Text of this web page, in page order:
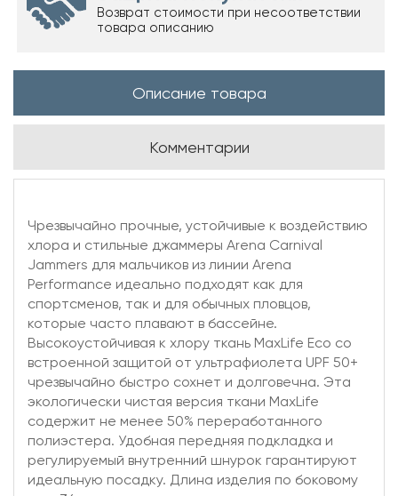
Возврат стоимости при несоответствии
товара описанию
Описание товара
Комментарии
Чрезвычайно прочные, устойчивые к воздействию
хлора и стильные джаммеры Arena Carnival
Jammers для мальчиков из линии Arena
Performance идеально подходят как для
спортсменов, так и для обычных пловцов,
которые часто плавают в бассейне.
Высокоустойчивая к хлору ткань MaxLife Eco со
встроенной защитой от ультрафиолета UPF 50+
чрезвычайно быстро сохнет и долговечна. Эта
экологически чистая версия ткани MaxLife
содержит не менее 50% переработанного
полиэстера. Удобная передняя подкладка и
регулируемый внутренний шнурок гарантируют
идеальную посадку. Длина изделия по боковому